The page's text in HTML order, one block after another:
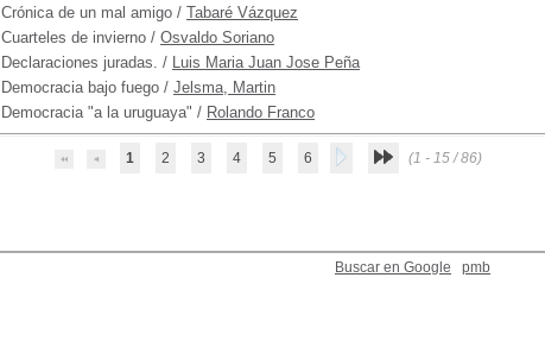
Crónica de un mal amigo / Tabaré Vázquez
Cuarteles de invierno / Osvaldo Soriano
Declaraciones juradas. / Luis Maria Juan Jose Peña
Democracia bajo fuego / Jelsma, Martin
Democracia "a la uruguaya" / Rolando Franco
1 2 3 4 5 6 (1 - 15 / 86)
Buscar en Google pmb